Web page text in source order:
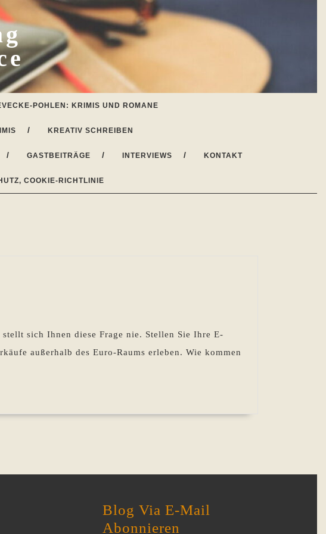
POHLEN: KRIMIS UND ROMANE
KREATIV SCHREIBEN
GASTBEITRÄGE INTERVIEWS KONTAKT
COOKIE-RICHTLINIE
sich Ihnen diese Frage nie. Stellen Sie Ihre E-
außerhalb des Euro-Raums erleben. Wie kommen
Blog Via E-Mail
Abonnieren